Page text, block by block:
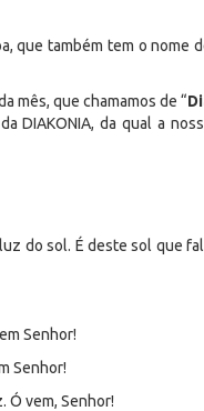
que também tem o nome
mês, que chamamos de “
DIAKONIA, da qual a
do sol. É deste sol que
Senhor!
Senhor!
Ó vem, Senhor!